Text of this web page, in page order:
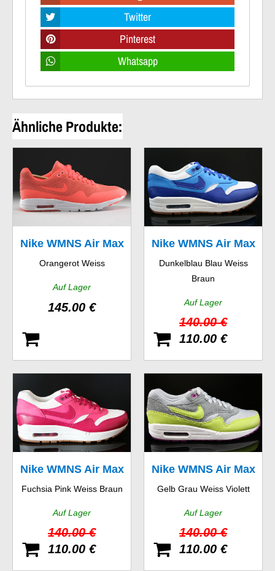
Twitter
Pinterest
Whatsapp
Ähnliche Produkte:
Nike WMNS Air Max
1 Ultra Moire
Orangerot Weiss
Auf Lager
145.00 €
Nike WMNS Air Max
1 Vintage
Dunkelblau Blau Weiss
Braun
Auf Lager
140.00 €
110.00 €
Nike WMNS Air Max
1 Vintage
Fuchsia Pink Weiss Braun
Auf Lager
140.00 €
110.00 €
Nike WMNS Air Max
1 Essential
Gelb Grau Weiss Violett
Auf Lager
140.00 €
110.00 €